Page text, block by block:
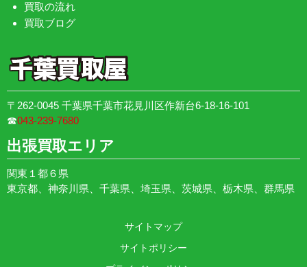
買取の流れ
買取ブログ
〒262-0045 千葉県千葉市花見川区作新台6-18-16-101
☎︎043-239-7680
出張買取エリア
関東１都６県
東京都、神奈川県、千葉県、埼玉県、茨城県、栃木県、群馬県
サイトマップ
サイトポリシー